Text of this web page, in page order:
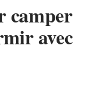
camper
avec